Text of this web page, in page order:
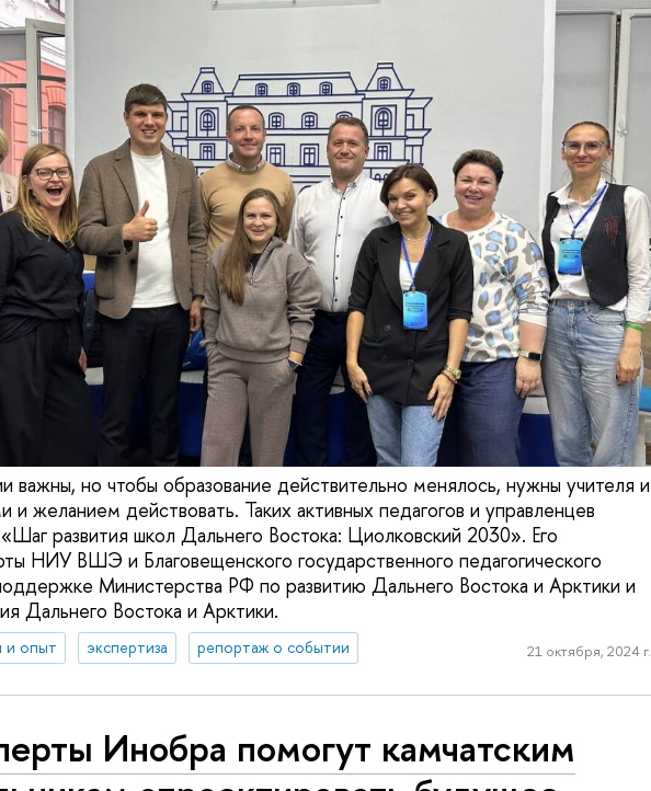
важны, но чтобы образование действительно менялось, нужны учителя и
и желанием действовать. Таких активных педагогов и управленцев
развития школ Дальнего Востока: Циолковский 2030». Его
НИУ ВШЭ и Благовещенского государственного педагогического
Министерства РФ по развитию Дальнего Востока и Арктики и
Дальнего Востока и Арктики.
и опыт экспертиза репортаж о событии 21 октября, 2024 г.
Инобра помогут камчатским